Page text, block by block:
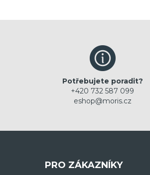
Potřebujete poradit?
+420 732 587 099
eshop@moris.cz
PRO ZÁKAZNÍKY